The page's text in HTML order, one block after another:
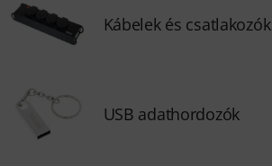
Kábelek és csatlakozók
USB adathordozók